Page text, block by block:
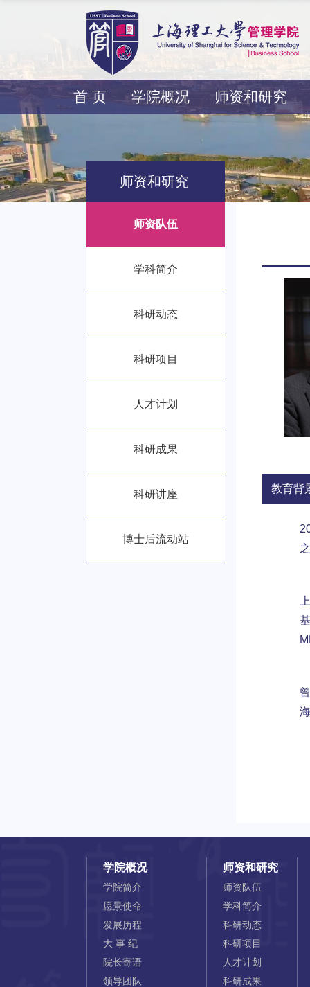
首 页 学院概况 师资和研究
师资和研究
师资队伍
学科简介
科研动态
科研项目
人才计划
科研成果
科研讲座
博士后流动站
教育背
学院概况
学院简介
愿景使命
发展历程
大 事 纪
院长寄语
领导团队
师资和研究
师资队伍
学科简介
科研动态
科研项目
人才计划
科研成果